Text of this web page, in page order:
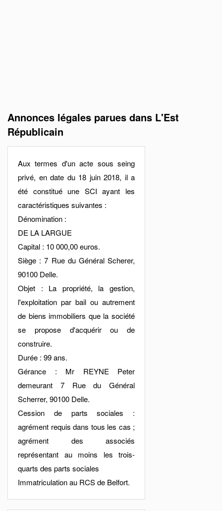
Annonces légales parues dans L'Est
Républicain
Aux termes d'un acte sous seing
privé, en date du 18 juin 2018, il a
été constitué une SCI ayant les
caractéristiques suivantes :
Dénomination :
DE LA LARGUE
Capital : 10 000,00 euros.
Siège : 7 Rue du Général Scherer,
90100 Delle.
Objet : La propriété, la gestion,
l'exploitation par bail ou autrement
de biens immobiliers que la société
se propose d'acquérir ou de
construire.
Durée : 99 ans.
Gérance : Mr REYNE Peter
demeurant 7 Rue du Général
Scherrer, 90100 Delle.
Cession de parts sociales :
agrément requis dans tous les cas ;
agrément des associés
représentant au moins les trois-
quarts des parts sociales
Immatriculation au RCS de Belfort.